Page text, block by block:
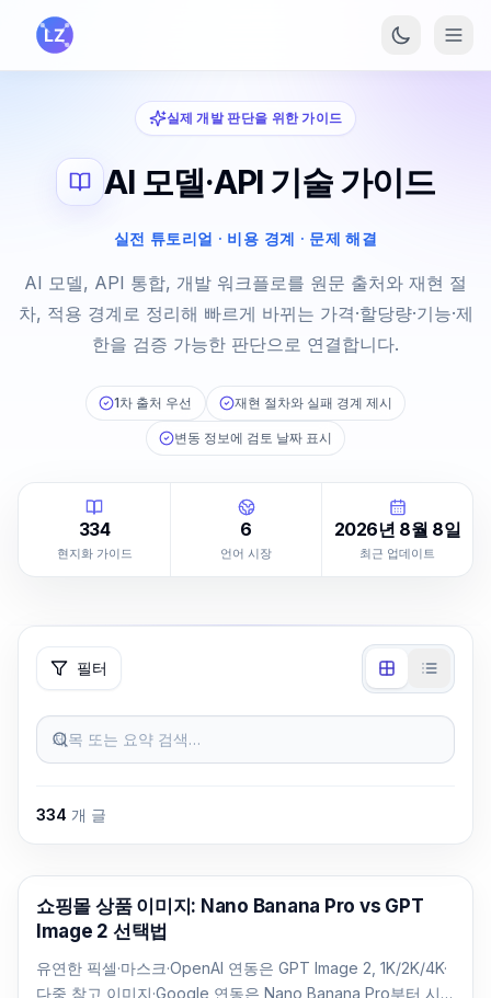
본문으로 건너뛰기
실제 개발 판단을 위한 가이드
AI 모델·API 기술 가이드
실전 튜토리얼 · 비용 경계 · 문제 해결
AI 모델, API 통합, 개발 워크플로를 원문 출처와 재현 절
차, 적용 경계로 정리해 빠르게 바뀌는 가격·할당량·기능·제
한을 검증 가능한 판단으로 연결합니다.
1차 출처 우선 재현 절차와 실패 경계 제시
변동 정보에 검토 날짜 표시
334
현지화 가이드
6
언어 시장
2026년 8월 8일
최근 업데이트
필터
제목 또는 요약 검색…
334 개 글
AI 이미지 생성
쇼핑몰 상품 이미지: Nano Banana Pro vs GPT
Image 2 선택법
유연한 픽셀·마스크·OpenAI 연동은 GPT Image 2, 1K/2K/4K·
다중 참고 이미지·Google 연동은 Nano Banana Pro부터 시